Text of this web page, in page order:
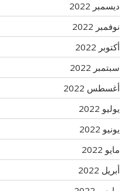
ديسمبر 2022
نوفمبر 2022
أكتوبر 2022
سبتمبر 2022
أغسطس 2022
يوليو 2022
يونيو 2022
مايو 2022
أبريل 2022